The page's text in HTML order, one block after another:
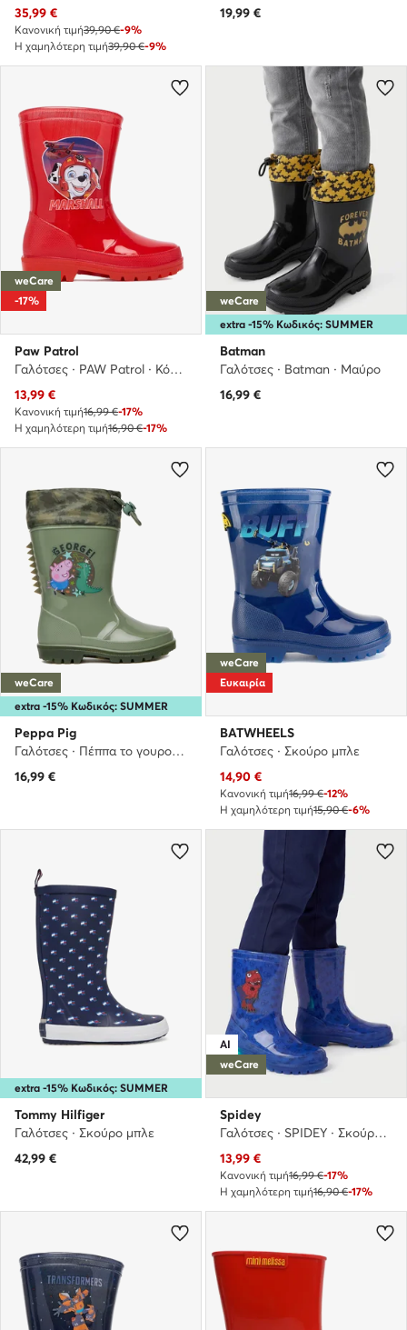
Τρέχουσα τιμή
35,99 €
Κανονική τιμή39,90 €-9%
Η χαμηλότερη τιμή39,90 €-9%
19,99 €
weCare
-17%
Paw Patrol
Γαλότσες · PAW Patrol · Κόκκινο
Τρέχουσα τιμή
13,99 €
Κανονική τιμή16,99 €-17%
Η χαμηλότερη τιμή16,90 €-17%
extra -15% Κωδικός: SUMMER
weCare
Batman
Γαλότσες · Batman · Μαύρο
16,99 €
extra -15% Κωδικός: SUMMER
weCare
Peppa Pig
Γαλότσες · Πέππα το γουρουνάκι · Πράσινο
16,99 €
weCare
Ευκαιρία
BATWHEELS
Γαλότσες · Σκούρο μπλε
Τρέχουσα τιμή
14,90 €
Κανονική τιμή16,99 €-12%
Η χαμηλότερη τιμή15,90 €-6%
extra -15% Κωδικός: SUMMER
Tommy Hilfiger
Γαλότσες · Σκούρο μπλε
42,99 €
AI
weCare
Spidey
Γαλότσες · SPIDEY · Σκούρο μπλε
Τρέχουσα τιμή
13,99 €
Κανονική τιμή16,99 €-17%
Η χαμηλότερη τιμή16,90 €-17%